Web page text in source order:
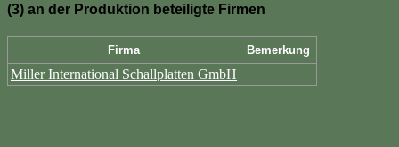
(3) an der Produktion beteiligte Firmen
Firma Bemerkung
Miller International Schallplatten GmbH